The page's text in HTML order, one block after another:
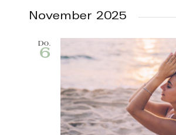
November 2025
Do.
6